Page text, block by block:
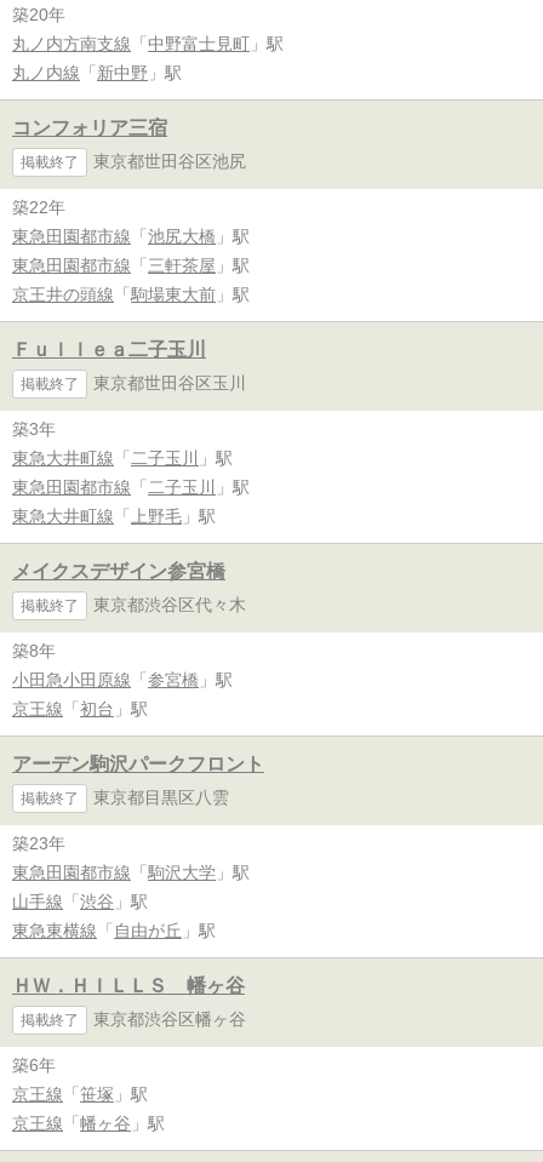
築20年
丸ノ内方南支線 「 中野富士見町 」駅
丸ノ内線 「 新中野 」駅
コンフォリア三宿
掲載終了 東京都世田谷区池尻
築22年
東急田園都市線 「 池尻大橋 」駅
東急田園都市線 「 三軒茶屋 」駅
京王井の頭線 「 駒場東大前 」駅
Ｆｕｌｌｅａ二子玉川
掲載終了 東京都世田谷区玉川
築3年
東急大井町線 「 二子玉川
」駅
東急田園都市線 「 二子玉川
」駅
東急大井町線 「 上野毛 」駅
メイクスデザイン参宮橋
掲載終了 東京都渋谷区代々木
築8年
小田急小田原線 「 参宮橋 」駅
京王線 「 初台 」駅
アーデン駒沢パークフロント
掲載終了 東京都目黒区八雲
築23年
東急田園都市線 「 駒沢大学 」駅
山手線 「 渋谷 」駅
東急東横線 「 自由が丘 」駅
ＨＷ．ＨＩＬＬＳ 幡ヶ谷
掲載終了 東京都渋谷区幡ヶ谷
築6年
京王線 「 笹塚 」駅
京王線 「 幡ヶ谷 」駅